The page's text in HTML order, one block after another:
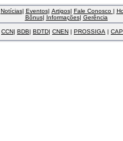
Notícias| Eventos| Artigos| Fale Conosco |
Bônus| Informações| Gerência
CCN| BDB| BDTD| CNEN | PROSSIGA |